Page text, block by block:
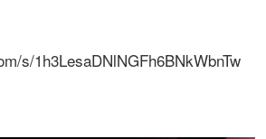
s/1h3LesaDNlNGFh6BNkWbnTw